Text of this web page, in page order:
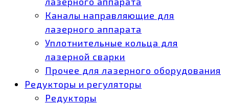
Каналы направляющие для
лазерного аппарата
Уплотнительные кольца для
лазерной сварки
Прочее для лазерного оборудования
Редукторы и регуляторы
Редукторы